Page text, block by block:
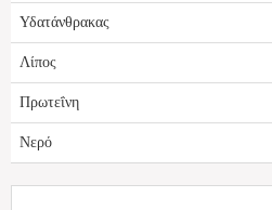
Υδατάνθρακας
Λίπος
Πρωτεΐνη
Νερό